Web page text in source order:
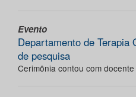
Evento
Departamento de Terapia
de pesquisa
Cerimônia contou com docente